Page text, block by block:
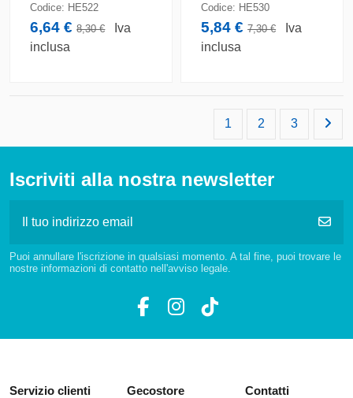
Codice: HE522
6,64 €8,30 €
Iva
inclusa
Codice: HE530
5,84 €7,30 €
Iva
inclusa
1 2 3
Iscriviti alla nostra newsletter
Puoi annullare l'iscrizione in qualsiasi momento. A tal fine, puoi trovare le
nostre informazioni di contatto nell'avviso legale.
Servizio clienti
Gecostore
Contatti